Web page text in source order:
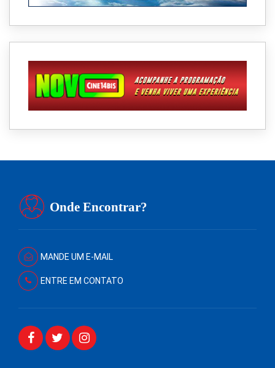
Onde Encontrar?
MANDE UM E-MAIL
ENTRE EM CONTATO